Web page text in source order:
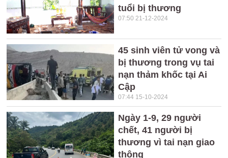
tuổi bị thương
07:50 21-12-2024
45 sinh viên tử vong và
bị thương trong vụ tai
nạn thảm khốc tại Ai
Cập
07:44 15-10-2024
Ngày 1-9, 29 người
chết, 41 người bị
thương vì tai nạn giao
thông